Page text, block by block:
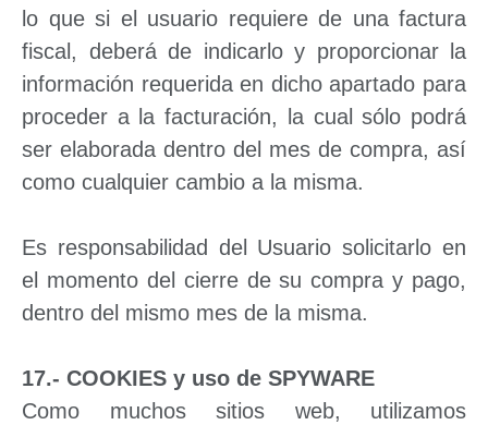
lo que si el usuario requiere de una factura
fiscal, deberá de indicarlo y proporcionar la
información requerida en dicho apartado para
proceder a la facturación, la cual sólo podrá
ser elaborada dentro del mes de compra, así
como cualquier cambio a la misma.
Es responsabilidad del Usuario solicitarlo en
el momento del cierre de su compra y pago,
dentro del mismo mes de la misma.
17.- COOKIES y uso de SPYWARE
Como muchos sitios web, utilizamos